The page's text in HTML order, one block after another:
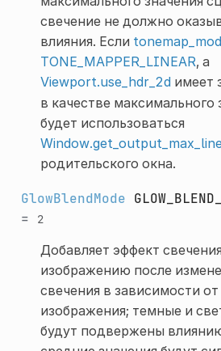
свечение не должно
влияния. Если
TONE_MAPPER_LINEAR, а
Viewport.use_hdr_2dимеет
в качестве максимального
будет использоваться
родительского окна.
GlowBlendMode
=
2
Добавляет эффект
изображению после
свечения в зависимости от
изображения; темные и
будут подвержены